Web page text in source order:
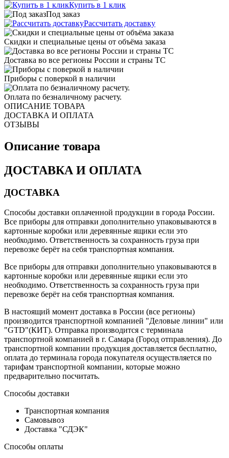
Купить в 1 клик
Под заказ
Рассчитать доставку
Скидки и специальные цены от объёма заказа
Доставка во все регионы России и страны ТС
Приборы с поверкой в наличии
Оплата по безналичному расчету.
ОПИСАНИЕ ТОВАРА
ДОСТАВКА И ОПЛАТА
ОТЗЫВЫ
Описание товара
ДОСТАВКА И ОПЛАТА
ДОСТАВКА
Способы доставки оплаченной продукции в города России.
Все приборы для отправки дополнительно упаковываются в
картонные коробки или деревянные ящики если это
необходимо. Ответственность за сохранность груза при
перевозке берёт на себя транспортная компания.
Все приборы для отправки дополнительно упаковываются в
картонные коробки или деревянные ящики если это
необходимо. Ответственность за сохранность груза при
перевозке берёт на себя транспортная компания.
В настоящий момент доставка в России (все регионы)
производится транспортной компанией "Деловые линии" или
"GTD"(КИТ). Отправка производится с терминала
транспортной компанией в г. Самара (Город отправления). До
транспортной компании продукция доставляется бесплатно,
оплата до терминала города покупателя осуществляется по
тарифам транспортной компании, которые можно
предварительно посчитать.
Способы доставки
Транспортная компания
Самовывоз
Доставка "СДЭК"
Способы оплаты